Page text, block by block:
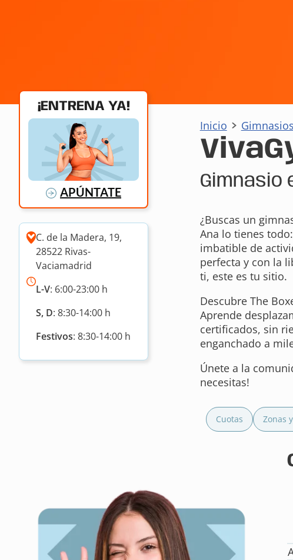
¡ENTRENA YA!
APÚNTATE
C. de la Madera, 19,
28522 Rivas-
Vaciamadrid
L-V: 6:00-23:00 h
S, D: 8:30-14:00 h
Festivos: 8:30-14:00 h
Inicio Gimnasios
Gimnasio
¿Buscas un
Ana lo tienes
imbatible de
perfecta y con la
ti, este es tu sitio.
Descubre The
Aprende
certificados, sin
enganchado a
Únete a la
necesitas!
Cuotas Zonas